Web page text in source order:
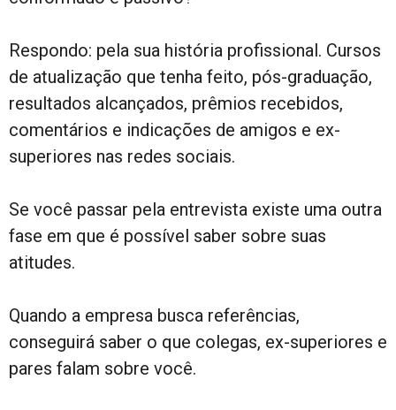
Respondo: pela sua história profissional. Cursos
de atualização que tenha feito, pós-graduação,
resultados alcançados, prêmios recebidos,
comentários e indicações de amigos e ex-
superiores nas redes sociais.
Se você passar pela entrevista existe uma outra
fase em que é possível saber sobre suas
atitudes.
Quando a empresa busca referências,
conseguirá saber o que colegas, ex-superiores e
pares falam sobre você.